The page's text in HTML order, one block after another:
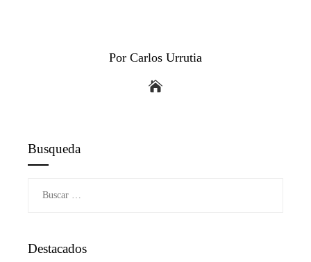
Por Carlos Urrutia
Busqueda
Destacados